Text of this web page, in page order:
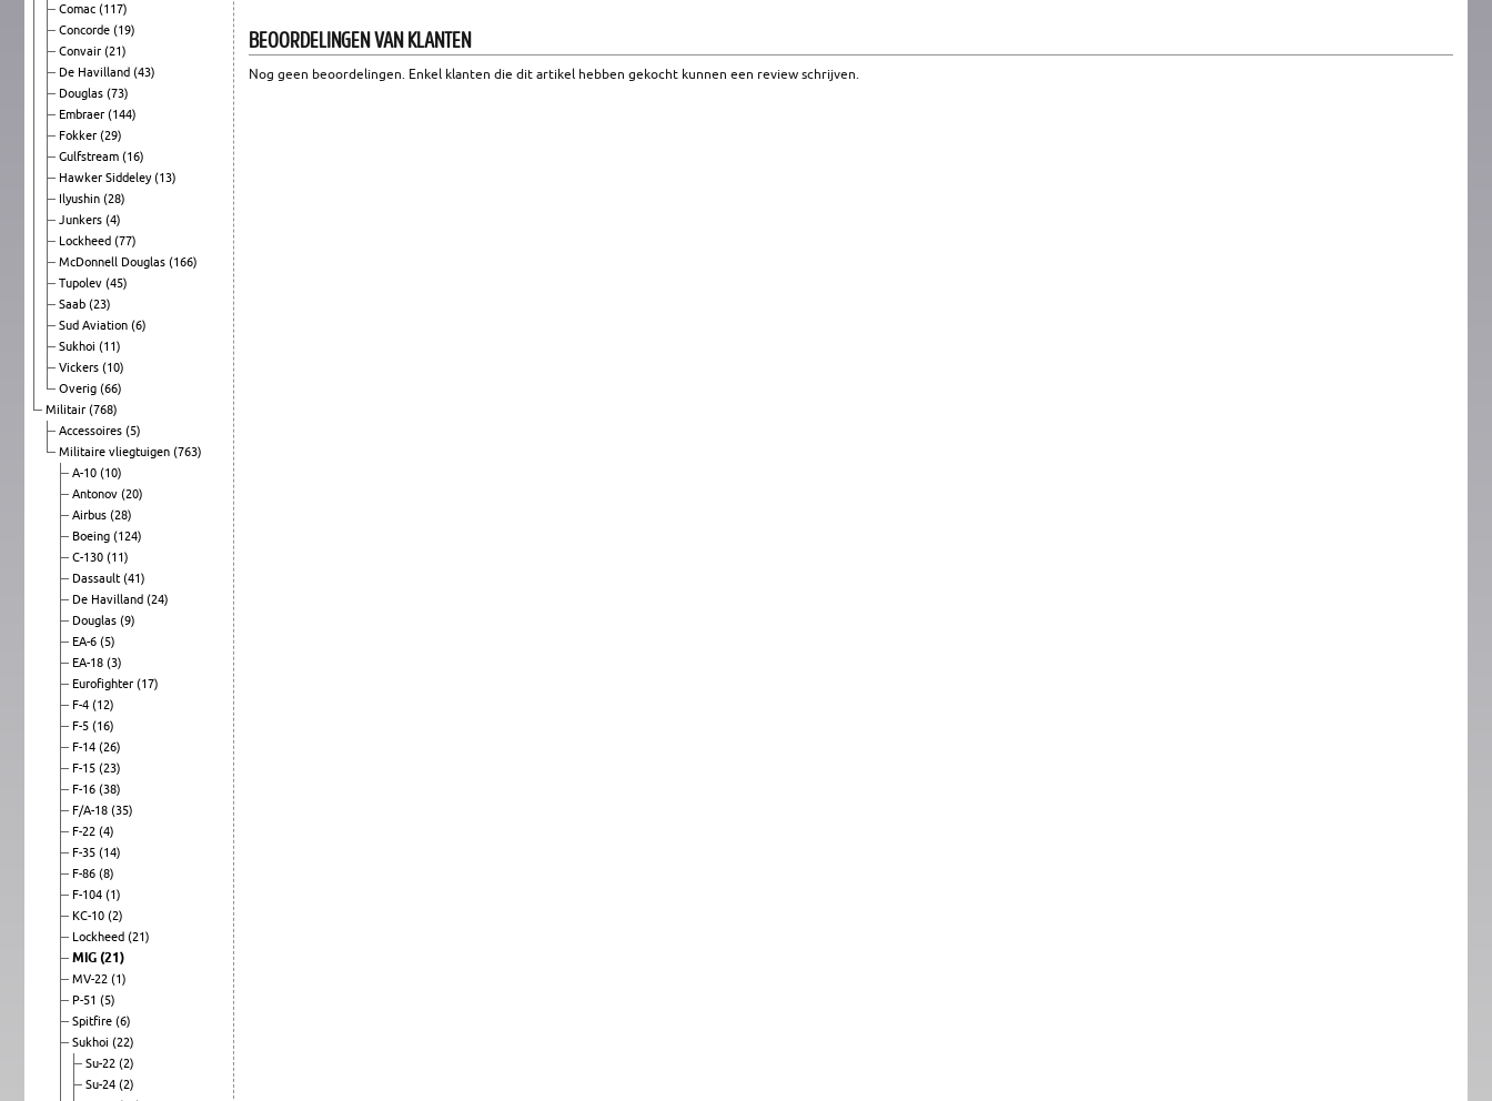
Comac (117)
Concorde (19)
Convair (21)
De Havilland (43)
Douglas (73)
Embraer (144)
Fokker (29)
Gulfstream (16)
Hawker Siddeley(13)
Ilyushin (28)
Junkers (4)
Lockheed (77)
McDonnell Douglas (166)
Tupolev (45)
Saab (23)
Sud Aviation (6)
Sukhoi (11)
Vickers (10)
Overig (66)
Militair (768)
Accessoires (5)
Militaire vliegtuigen (763)
A-10 (10)
Antonov (20)
Airbus (28)
Boeing (124)
C-130 (11)
Dassault (41)
De Havilland (24)
Douglas (9)
EA-6 (5)
EA-18 (3)
Eurofighter (17)
F-4 (12)
F-5 (16)
F-14 (26)
F-15 (23)
F-16 (38)
F/A-18 (35)
F-22 (4)
F-35 (14)
F-86 (8)
F-104 (1)
KC-10 (2)
Lockheed (21)
MiG (21)
MV-22 (1)
P-51 (5)
Spitfire (6)
Sukhoi (22)
Su-22 (2)
Su-24 (2)
BEOORDELINGEN VAN KLANTEN
Nog geen beoordelingen. Enkel klanten die dit artikel hebben gekocht kunnen een review schrijven.